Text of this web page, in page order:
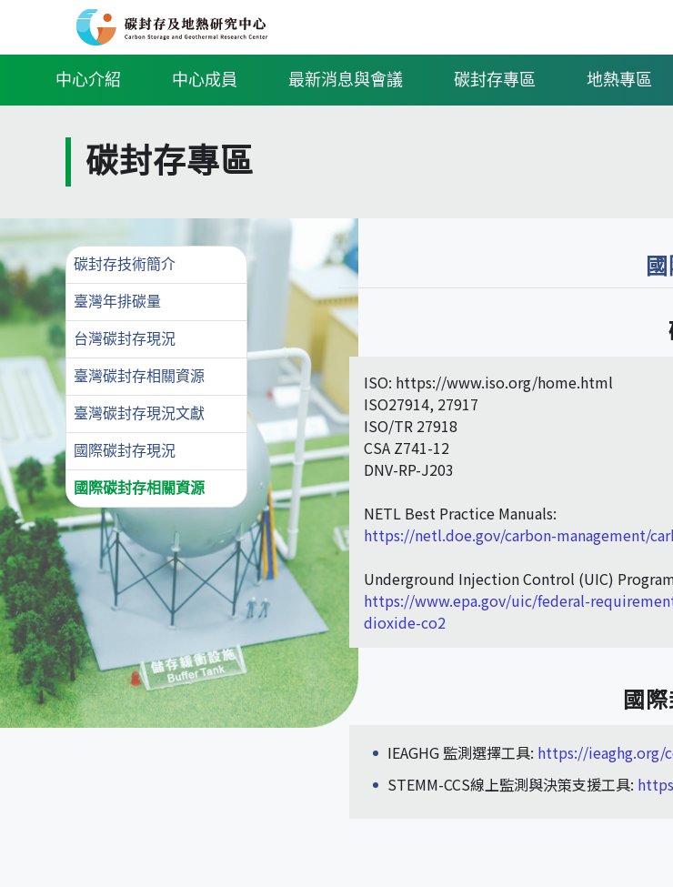
中心介紹 中心成員 最新消息與會議 碳封存專區 地熱專區
碳封存專區
碳封存技術簡介
臺灣年排碳量
台灣碳封存現況
臺灣碳封存相關資源
臺灣碳封存現況文獻
國際碳封存現況
國際碳封存相關資源
ISO: https://www.iso.org/home.html
ISO27914, 27917
ISO/TR 27918
CSA Z741-12
DNV-RP-J203
NETL Best Practice Manuals:
https://netl.doe.gov/carbon-management/
Underground Injection Control (UIC)
https://www.epa.gov/uic/federal-
dioxide-co2
國
IEAGHG 監測選擇工具: https://ieaghg.org/
STEMM-CCS線上監測與決策支援工具: